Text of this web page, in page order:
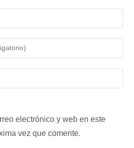
electrónico y web en este
vez que comente.